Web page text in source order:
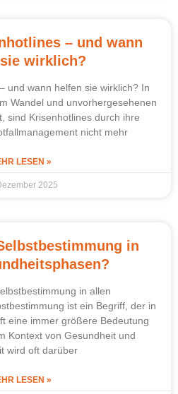
– und wann
wirklich?
und wann helfen sie wirklich? In
Wandel und unvorhergesehenen
sind Krisenhotlines durch ihre
nicht mehr
LESEN »
2025
in
in allen
ist ein Begriff, der in
eine immer größere Bedeutung
Kontext von Gesundheit und
wird oft darüber
LESEN »